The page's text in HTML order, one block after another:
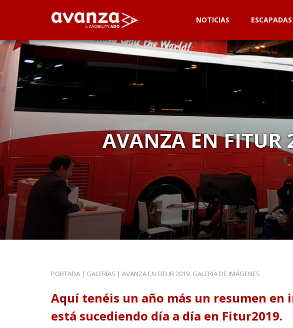
NOTICIAS
AVANZA EN FITUR
PORTADA | GALERÍAS | AVANZA EN FITUR 2019. GALERÍA DE IMÁGENES
Aquí tenéis un año más un resumen en
está sucediendo día a día en Fitur2019.